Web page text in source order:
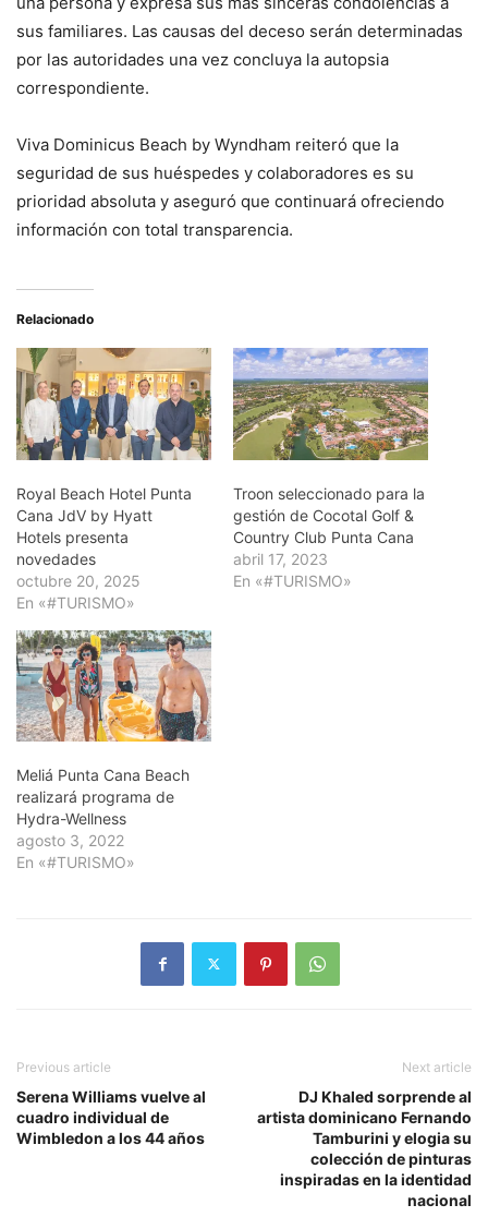
sus familiares. Las causas del deceso serán determinadas
por las autoridades una vez concluya la autopsia
correspondiente.
Viva Dominicus Beach by Wyndham reiteró que la
seguridad de sus huéspedes y colaboradores es su
prioridad absoluta y aseguró que continuará ofreciendo
información con total transparencia.
Relacionado
Royal Beach Hotel Punta
Cana JdV by Hyatt
Hotels presenta
novedades
octubre 20, 2025
En «#TURISMO»
Troon seleccionado para la
gestión de Cocotal Golf &
Country Club Punta Cana
abril 17, 2023
En «#TURISMO»
Meliá Punta Cana Beach
realizará programa de
Hydra-Wellness
agosto 3, 2022
En «#TURISMO»
Previous article
Serena Williams vuelve al
cuadro individual de
Wimbledon a los 44 años
Next article
DJ Khaled sorprende al
artista dominicano Fernando
Tamburini y elogia su
colección de pinturas
inspiradas en la identidad
nacional